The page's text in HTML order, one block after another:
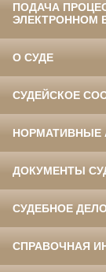
ПОДАЧА
ЭЛЕКТРОННОМ
О СУДЕ
СУДЕЙСКОЕ
НОРМАТИВНЫЕ
ДОКУМЕНТЫ
СУДЕБНОЕ
СПРАВОЧНАЯ